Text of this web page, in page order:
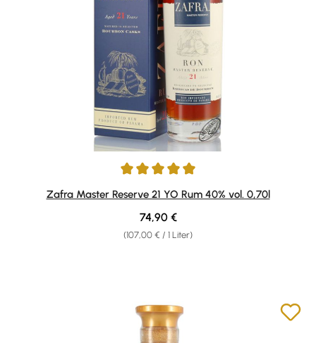
Durchschnittliche Bewertung von 5 von 5 Sternen
Zafra Master Reserve 21 YO Rum 40% vol. 0,70l
(107,00 € / 1 Liter)
Regulärer Preis:
74,90 €